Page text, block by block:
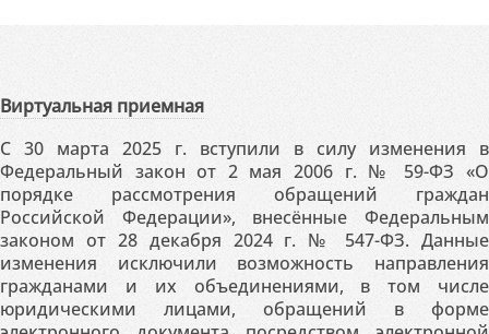
Виртуальная приемная
С 30 марта 2025 г. вступили в силу изменения в
Федеральный закон от 2 мая 2006 г. № 59-ФЗ «О
порядке рассмотрения обращений граждан
Российской Федерации», внесённые Федеральным
законом от 28 декабря 2024 г. № 547-ФЗ. Данные
изменения исключили возможность направления
гражданами и их объединениями, в том числе
юридическими лицами, обращений в форме